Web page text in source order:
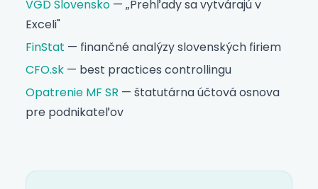
VGD Slovensko — „Prehľady sa vytvárajú v
Exceli"
FinStat — finančné analýzy slovenských firiem
CFO.sk — best practices controllingu
Opatrenie MF SR — štatutárna účtová osnova
pre podnikateľov